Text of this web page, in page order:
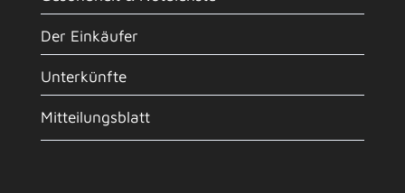
Der Einkäufer
Unterkünfte
Mitteilungsblatt